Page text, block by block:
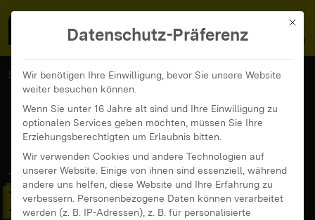
MENÜ
MedienFokus BW Aktuelle Themen
News & Beiträge Veranstaltungen
Aktuelle Themen von
MedienFokus BW
Mit
Datenschutz-Präferenz
Wir benötigen Ihre Einwilligung, bevor Sie unsere Website
weiter besuchen können.
Wenn Sie unter 16 Jahre alt sind und Ihre Einwilligung zu
optionalen Services geben möchten, müssen Sie Ihre
Erziehungsberechtigten um Erlaubnis bitten.
Wir verwenden Cookies und andere Technologien auf
unserer Website. Einige von ihnen sind essenziell, während
andere uns helfen, diese Website und Ihre Erfahrung zu
verbessern. Personenbezogene Daten können verarbeitet
werden (z. B. IP-Adressen), z. B. für personalisierte